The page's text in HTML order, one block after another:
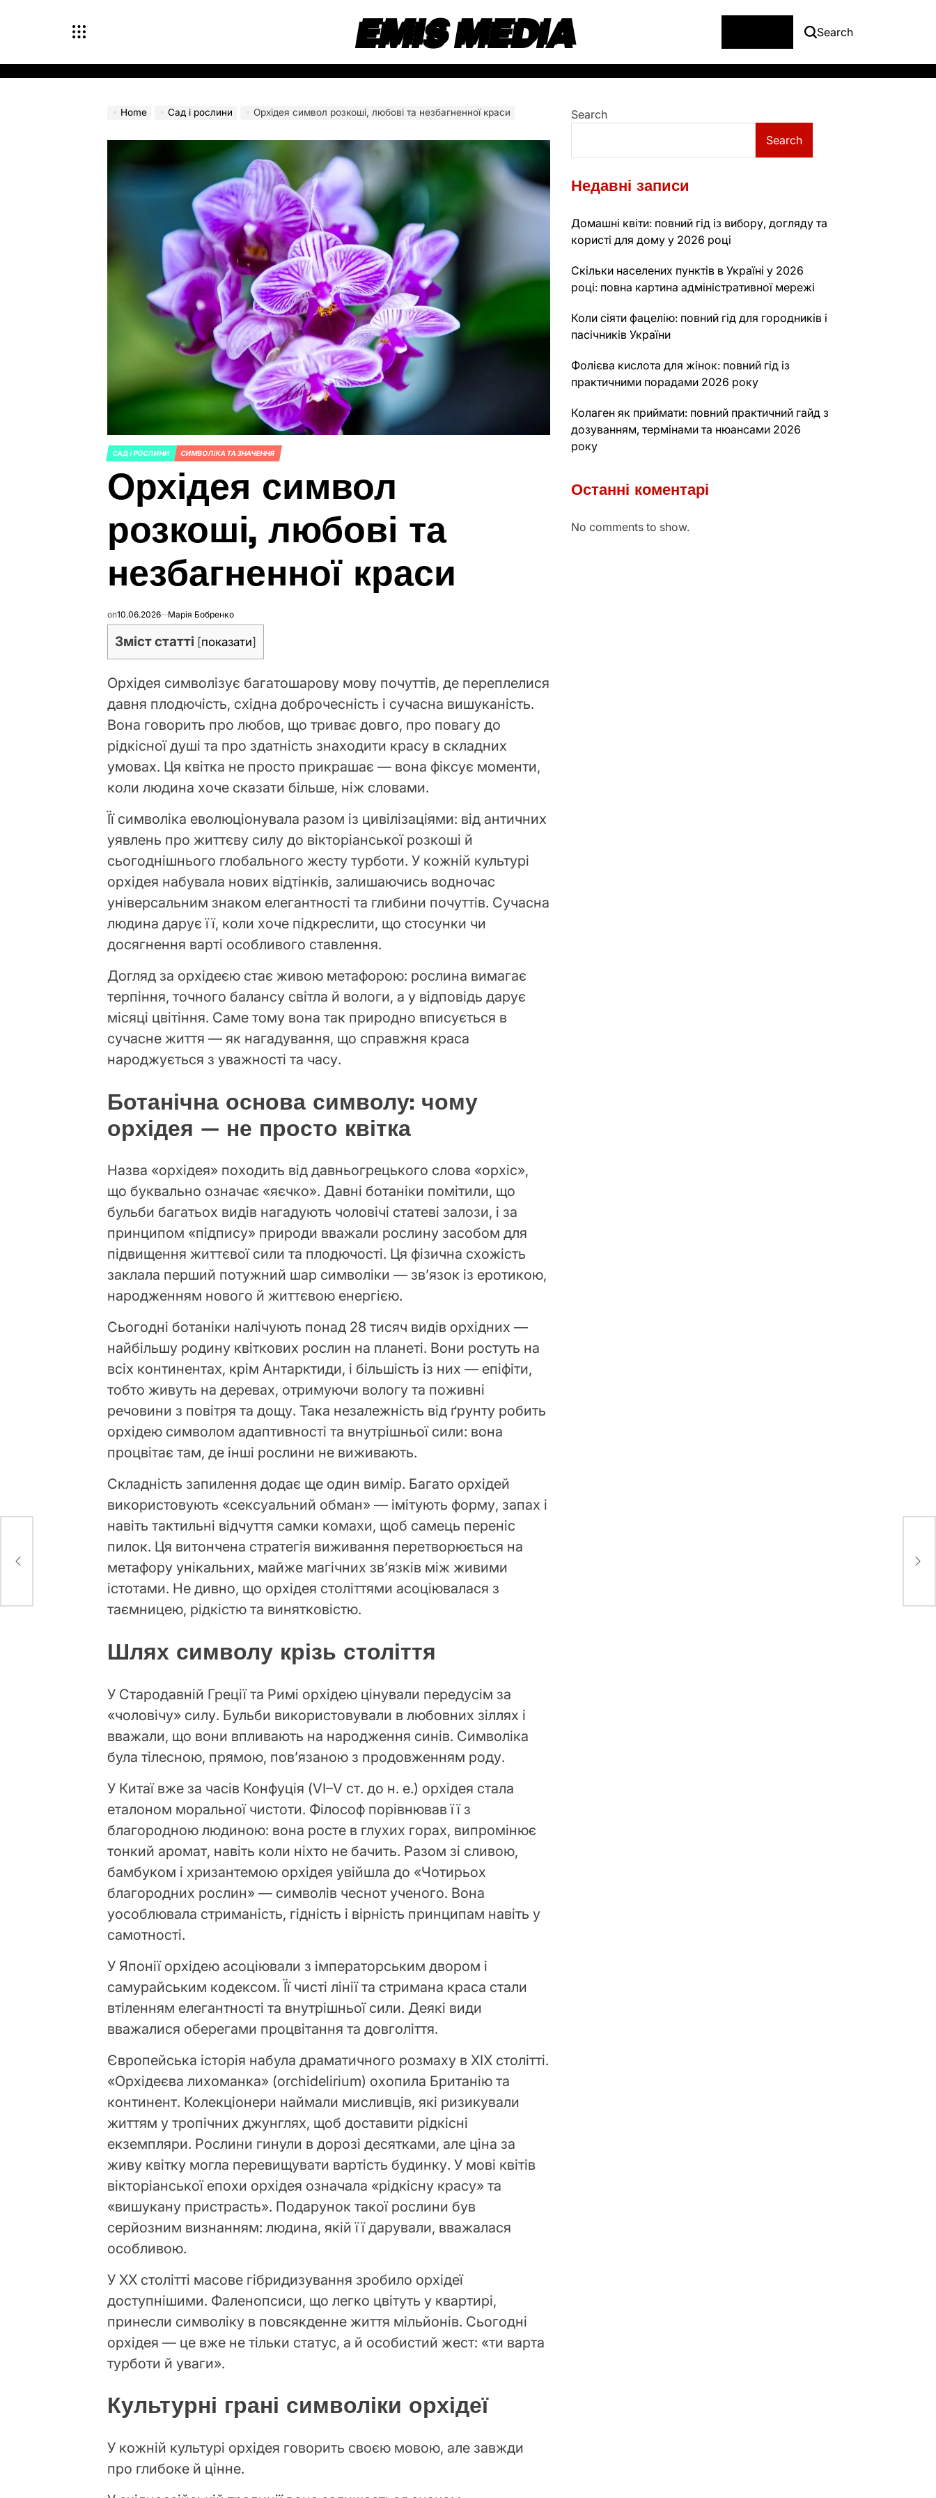
EMIS MEDIA Search
Home Сад і рослини Орхідея символ розкоші, любові та незбагненної краси
POSTED
САД І РОСЛИНИ СИМВОЛІКА ТА ЗНАЧЕННЯ
Орхідея символ
розкоші, любові та
незбагненної краси
on10.06.2026 Марія Бобренко
Зміст статті [показати]
Орхідея символізує багатошарову мову почуттів, де переплелися
давня плодючість, східна доброчесність і сучасна вишуканість.
Вона говорить про любов, що триває довго, про повагу до
рідкісної душі та про здатність знаходити красу в складних
умовах. Ця квітка не просто прикрашає — вона фіксує моменти,
коли людина хоче сказати більше, ніж словами.
Її символіка еволюціонувала разом із цивілізаціями: від античних
уявлень про життєву силу до вікторіанської розкоші й
сьогоднішнього глобального жесту турботи. У кожній культурі
орхідея набувала нових відтінків, залишаючись водночас
універсальним знаком елегантності та глибини почуттів. Сучасна
людина дарує її, коли хоче підкреслити, що стосунки чи
досягнення варті особливого ставлення.
Догляд за орхідеєю стає живою метафорою: рослина вимагає
терпіння, точного балансу світла й вологи, а у відповідь дарує
місяці цвітіння. Саме тому вона так природно вписується в
сучасне життя — як нагадування, що справжня краса
народжується з уважності та часу.
Ботанічна основа символу: чому
орхідея — не просто квітка
Назва «орхідея» походить від давньогрецького слова «орхіс»,
що буквально означає «яєчко». Давні ботаніки помітили, що
бульби багатьох видів нагадують чоловічі статеві залози, і за
принципом «підпису» природи вважали рослину засобом для
підвищення життєвої сили та плодючості. Ця фізична схожість
заклала перший потужний шар символіки — зв’язок із еротикою,
народженням нового й життєвою енергією.
Сьогодні ботаніки налічують понад 28 тисяч видів орхідних —
найбільшу родину квіткових рослин на планеті. Вони ростуть на
всіх континентах, крім Антарктиди, і більшість із них — епіфіти,
тобто живуть на деревах, отримуючи вологу та поживні
речовини з повітря та дощу. Така незалежність від ґрунту робить
орхідею символом адаптивності та внутрішньої сили: вона
процвітає там, де інші рослини не виживають.
Складність запилення додає ще один вимір. Багато орхідей
використовують «сексуальний обман» — імітують форму, запах і
навіть тактильні відчуття самки комахи, щоб самець переніс
пилок. Ця витончена стратегія виживання перетворюється на
метафору унікальних, майже магічних зв’язків між живими
істотами. Не дивно, що орхідея століттями асоціювалася з
таємницею, рідкістю та винятковістю.
Шлях символу крізь століття
У Стародавній Греції та Римі орхідею цінували передусім за
«чоловічу» силу. Бульби використовували в любовних зіллях і
вважали, що вони впливають на народження синів. Символіка
була тілесною, прямою, пов’язаною з продовженням роду.
У Китаї вже за часів Конфуція (VI–V ст. до н. е.) орхідея стала
еталоном моральної чистоти. Філософ порівнював її з
благородною людиною: вона росте в глухих горах, випромінює
тонкий аромат, навіть коли ніхто не бачить. Разом зі сливою,
бамбуком і хризантемою орхідея увійшла до «Чотирьох
благородних рослин» — символів чеснот ученого. Вона
уособлювала стриманість, гідність і вірність принципам навіть у
самотності.
У Японії орхідею асоціювали з імператорським двором і
самурайським кодексом. Її чисті лінії та стримана краса стали
втіленням елегантності та внутрішньої сили. Деякі види
вважалися оберегами процвітання та довголіття.
Європейська історія набула драматичного розмаху в XIX столітті.
«Орхідеєва лихоманка» (orchidelirium) охопила Британію та
континент. Колекціонери наймали мисливців, які ризикували
життям у тропічних джунглях, щоб доставити рідкісні
екземпляри. Рослини гинули в дорозі десятками, але ціна за
живу квітку могла перевищувати вартість будинку. У мові квітів
вікторіанської епохи орхідея означала «рідкісну красу» та
«вишукану пристрасть». Подарунок такої рослини був
серйозним визнанням: людина, якій її дарували, вважалася
особливою.
У XX столітті масове гібридизування зробило орхідеї
доступнішими. Фаленопсиси, що легко цвітуть у квартирі,
принесли символіку в повсякденне життя мільйонів. Сьогодні
орхідея — це вже не тільки статус, а й особистий жест: «ти варта
турботи й уваги».
Культурні грані символіки орхідеї
У кожній культурі орхідея говорить своєю мовою, але завжди
про глибоке й цінне.
Search
Search
Недавні записи
Домашні квіти: повний гід із вибору, догляду та
користі для дому у 2026 році
Скільки населених пунктів в Україні у 2026
році: повна картина адміністративної мережі
Коли сіяти фацелію: повний гід для городників і
пасічників України
Фолієва кислота для жінок: повний гід із
практичними порадами 2026 року
Колаген як приймати: повний практичний гайд з
дозуванням, термінами та нюансами 2026
року
Останні коментарі
No comments to show.